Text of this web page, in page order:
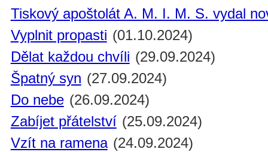
Tiskový apoštolát A. M. I. M. S. vydal
Vyplnit propasti (01.10.2024)
Dělat každou chvíli (29.09.2024)
Špatný syn (27.09.2024)
Do nebe (26.09.2024)
Zabíjet přátelství (25.09.2024)
Vzít na ramena (24.09.2024)